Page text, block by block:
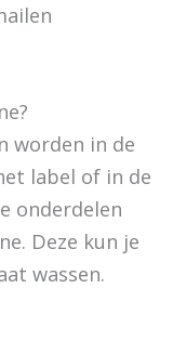
worden in de
label of in de
onderdelen
Deze kun je
wassen.